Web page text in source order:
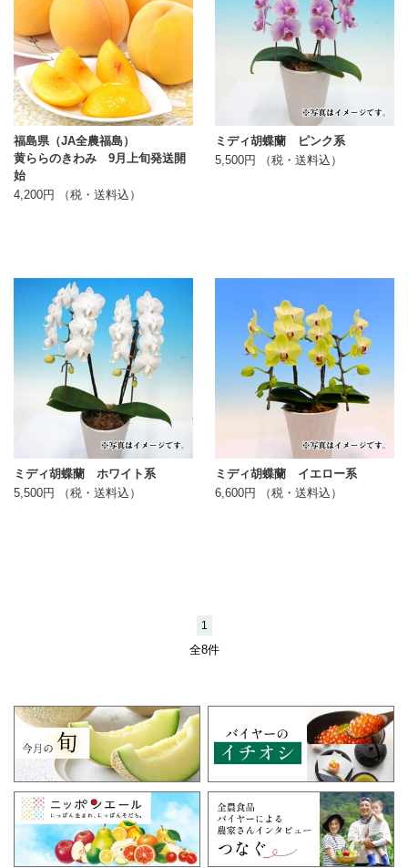
福島県（JA全農福島）
黄ららのきわみ 9月上旬発送開
始
4,200円 （税・送料込）
ミディ胡蝶蘭 ピンク系
5,500円 （税・送料込）
ミディ胡蝶蘭 ホワイト系
5,500円 （税・送料込）
ミディ胡蝶蘭 イエロー系
6,600円 （税・送料込）
1
全8件